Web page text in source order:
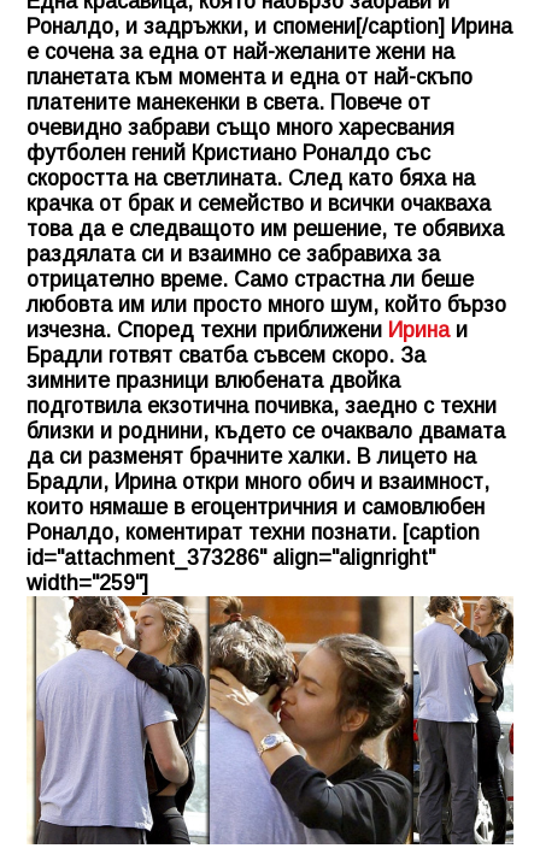
Роналдо, и задръжки, и спомени[/caption] Ирина
е сочена за една от най-желаните жени на
планетата към момента и една от най-скъпо
платените манекенки в света. Повече от
очевидно забрави също много харесвания
футболен гений Кристиано Роналдо със
скоростта на светлината. След като бяха на
крачка от брак и семейство и всички очакваха
това да е следващото им решение, те обявиха
раздялата си и взаимно се забравиха за
отрицателно време. Само страстна ли беше
любовта им или просто много шум, който бързо
изчезна. Според техни приближени Ирина и
Брадли готвят сватба съвсем скоро. За
зимните празници влюбената двойка
подготвила екзотична почивка, заедно с техни
близки и роднини, където се очаквало двамата
да си разменят брачните халки. В лицето на
Брадли, Ирина откри много обич и взаимност,
които нямаше в егоцентричния и самовлюбен
Роналдо, коментират техни познати. [caption
id="attachment_373286" align="alignright"
width="259"]